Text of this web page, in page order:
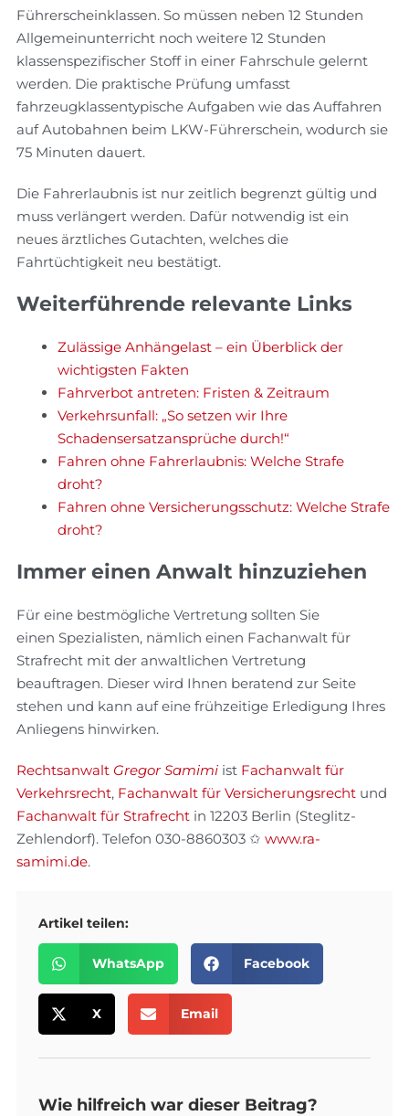
Führerscheinklassen. So müssen neben 12 Stunden
Allgemeinunterricht noch weitere 12 Stunden
klassenspezifischer Stoff in einer Fahrschule gelernt
werden. Die praktische Prüfung umfasst
fahrzeugklassentypische Aufgaben wie das Auffahren
auf Autobahnen beim LKW-Führerschein, wodurch sie
75 Minuten dauert.
Die Fahrerlaubnis ist nur zeitlich begrenzt gültig und
muss verlängert werden. Dafür notwendig ist ein
neues ärztliches Gutachten, welches die
Fahrtüchtigkeit neu bestätigt.
Weiterführende relevante Links
Zulässige Anhängelast – ein Überblick der
wichtigsten Fakten
Fahrverbot antreten: Fristen & Zeitraum
Verkehrsunfall: „So setzen wir Ihre
Schadensersatzansprüche durch!“
Fahren ohne Fahrerlaubnis: Welche Strafe
droht?
Fahren ohne Versicherungsschutz: Welche Strafe
droht?
Immer einen Anwalt hinzuziehen
Für eine bestmögliche Vertretung sollten Sie
einen Spezialisten, nämlich einen Fachanwalt für
Strafrecht mit der anwaltlichen Vertretung
beauftragen. Dieser wird Ihnen beratend zur Seite
stehen und kann auf eine frühzeitige Erledigung Ihres
Anliegens hinwirken.
Rechtsanwalt Gregor Samimi ist Fachanwalt für
Verkehrsrecht, Fachanwalt für Versicherungsrecht und
Fachanwalt für Strafrecht in 12203 Berlin (Steglitz-
Zehlendorf). Telefon 030-8860303 ✩www.ra-
samimi.de.
Artikel teilen:
WhatsApp Facebook
X Email
Wie hilfreich war dieser Beitrag?